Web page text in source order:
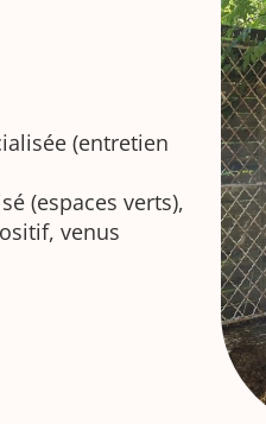
(entretien
(espaces verts),
venus